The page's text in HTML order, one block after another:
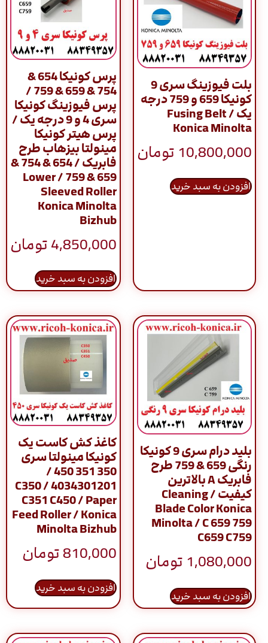
بلت فیوزینگ سری 9
کونیکا 659 و 759 درجه
یک / Fusing Belt
Konica Minolta
10,800,000 تومان
افزودن به سبد خرید
پرس کونیکا 654 &
754 & 659 & 759 /
پرس فیوزینگ کونیکا
سری 4 و 9 درجه یک /
پرس هیتر کونیکا
مینولتا بیزهاب طرح
فابریک / 654 & 754 &
659 & 759 / Lower
Sleeved Roller
Konica Minolta
Bizhub
4,850,000تومان
افزودن به سبد خرید
بلید درام سری 9 کونیکا
رنگی 659 & 759 طرح
فابریک A بالاترین
کیفیت / Cleaning
Blade Color Konica
Minolta / C 659 759
C659 C759
1,080,000 تومان
افزودن به سبد خرید
کاغذ کش کاست یک
کونیکا مینولتا سری
350 351 450 /
4034301201 / C350
C351 C450 / Paper
Feed Roller / Konica
Minolta Bizhub
810,000تومان
افزودن به سبد خرید